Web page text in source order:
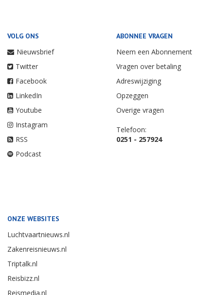
VOLG ONS
Nieuwsbrief
Twitter
Facebook
LinkedIn
Youtube
Instagram
RSS
Podcast
ABONNEE VRAGEN
Neem een Abonnement
Vragen over betaling
Adreswijziging
Opzeggen
Overige vragen
Telefoon:
0251 - 257924
ONZE WEBSITES
Luchtvaartnieuws.nl
Zakenreisnieuws.nl
Triptalk.nl
Reisbizz.nl
Reismedia.nl